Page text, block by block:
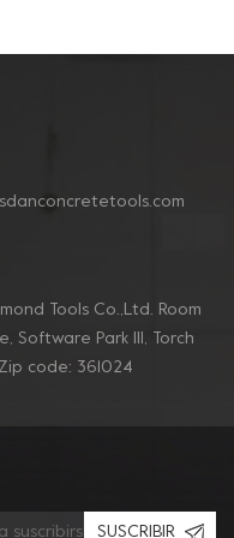
Tools Co.,Ltd. Room
Software Park Ill, Torch
code: 361024
SUSCRIBIR